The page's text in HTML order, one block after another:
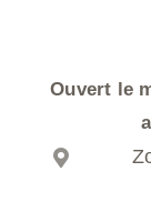
Ouvert le